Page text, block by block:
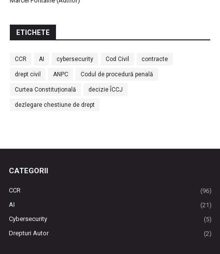
ETICHETE
CCR AI cybersecurity Cod Civil contracte
drept civil ANPC Codul de procedură penală
Curtea Constituțională decizie ÎCCJ
dezlegare chestiune de drept
CATEGORII
CCR
(96)
AI
(21)
Cybersecurity
(5)
Drepturi Autor
(2)